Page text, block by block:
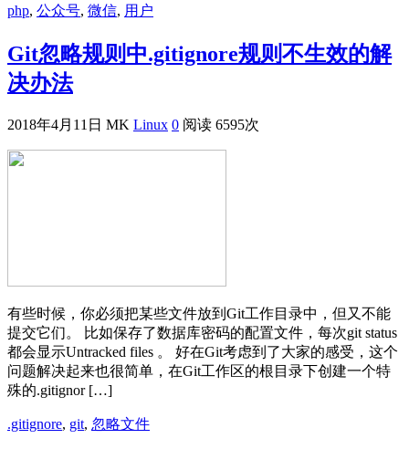
php, 公众号, 微信, 用户
Git忽略规则中.gitignore规则不生效的解
决办法
2018年4月11日 MK Linux 0 阅读 6595次
有些时候，你必须把某些文件放到Git工作目录中，但又不能
提交它们。 比如保存了数据库密码的配置文件，每次git status
都会显示Untracked files 。 好在Git考虑到了大家的感受，这个
问题解决起来也很简单，在Git工作区的根目录下创建一个特
殊的.gitignor […]
.gitignore, git, 忽略文件